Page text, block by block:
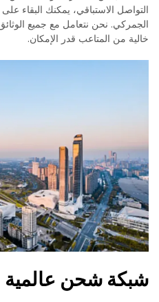
التواصل الاستباقي، يمكنك البقاء
الجمركي. نحن نتعامل مع جميع
خالية من المتاعب قدر الإمكان.
شبكة شحن عالمية